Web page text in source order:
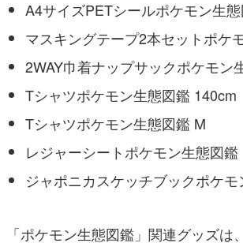
A4サイズPETシールポケモン生
マスキングテープ2本セットポケ
2WAY巾着ナップサックポケモン
Tシャツポケモン生態図鑑 140cm
Tシャツポケモン生態図鑑 M
レジャーシートポケモン生態図鑑
ジャポニカスケッチブックポケ
「ポケモン生態図鑑」関連グッズは